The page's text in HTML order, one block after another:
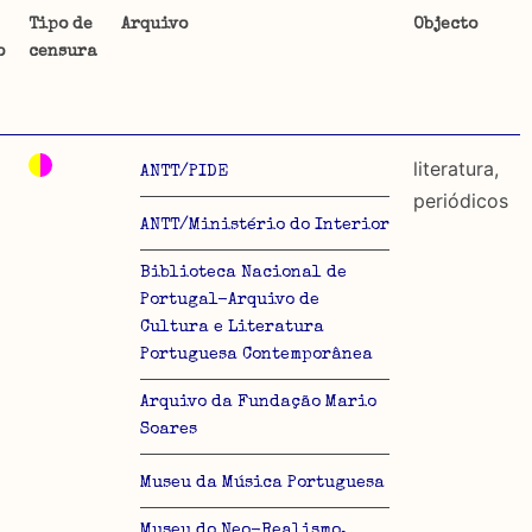
uma
Tipo de
censura
Arquivo Objecto
ANTT/PIDE
ANTT/Ministério do Interior
Biblioteca Nacional de
Portugal-Arquivo de
Cultura e Literatura
Portuguesa Contemporânea
Arquivo da Fundação Mario
Soares
Museu da Música Portuguesa
literatura,
periódicos